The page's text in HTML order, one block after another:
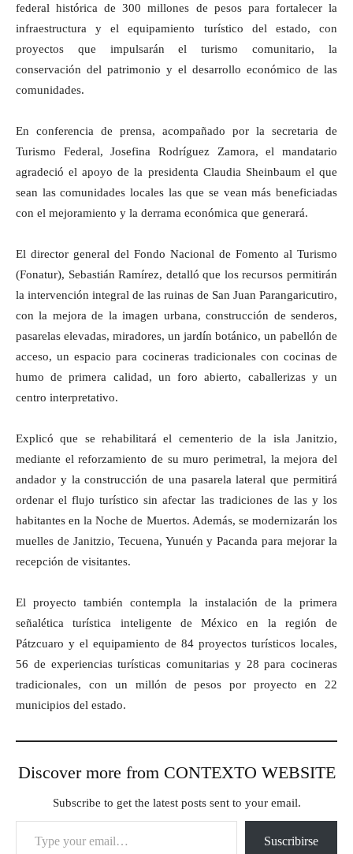
federal histórica de 300 millones de pesos para fortalecer la
infraestructura y el equipamiento turístico del estado, con
proyectos que impulsarán el turismo comunitario, la
conservación del patrimonio y el desarrollo económico de las
comunidades.
En conferencia de prensa, acompañado por la secretaria de
Turismo Federal, Josefina Rodríguez Zamora, el mandatario
agradeció el apoyo de la presidenta Claudia Sheinbaum el que
sean las comunidades locales las que se vean más beneficiadas
con el mejoramiento y la derrama económica que generará.
El director general del Fondo Nacional de Fomento al Turismo
(Fonatur), Sebastián Ramírez, detalló que los recursos permitirán
la intervención integral de las ruinas de San Juan Parangaricutiro,
con la mejora de la imagen urbana, construcción de senderos,
pasarelas elevadas, miradores, un jardín botánico, un pabellón de
acceso, un espacio para cocineras tradicionales con cocinas de
humo de primera calidad, un foro abierto, caballerizas y un
centro interpretativo.
Explicó que se rehabilitará el cementerio de la isla Janitzio,
mediante el reforzamiento de su muro perimetral, la mejora del
andador y la construcción de una pasarela lateral que permitirá
ordenar el flujo turístico sin afectar las tradiciones de las y los
habitantes en la Noche de Muertos. Además, se modernizarán los
muelles de Janitzio, Tecuena, Yunuén y Pacanda para mejorar la
recepción de visitantes.
El proyecto también contempla la instalación de la primera
señalética turística inteligente de México en la región de
Pátzcuaro y el equipamiento de 84 proyectos turísticos locales,
56 de experiencias turísticas comunitarias y 28 para cocineras
tradicionales, con un millón de pesos por proyecto en 22
municipios del estado.
Discover more from CONTEXTO WEBSITE
Subscribe to get the latest posts sent to your email.
Type your email…
Suscribirse